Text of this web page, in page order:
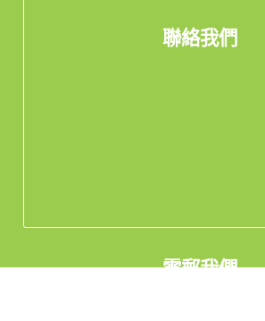
聯絡我們
電郵我們